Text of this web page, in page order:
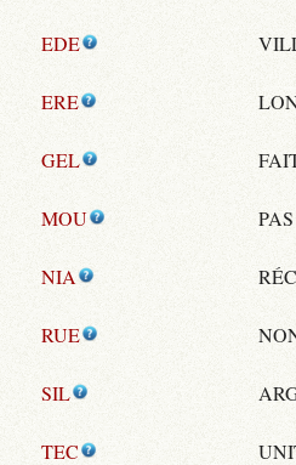
EDE
ERE
GEL
MOU
NIA
RUE
SIL
TEC